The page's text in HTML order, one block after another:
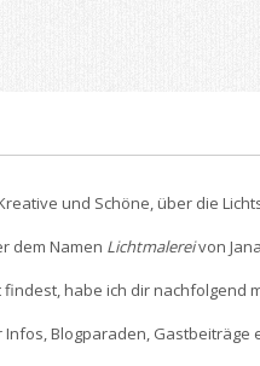
und Schöne, über die
dem Namen Lichtmalereivon
habe ich dir nachfolgend
Blogparaden, Gastbeiträge